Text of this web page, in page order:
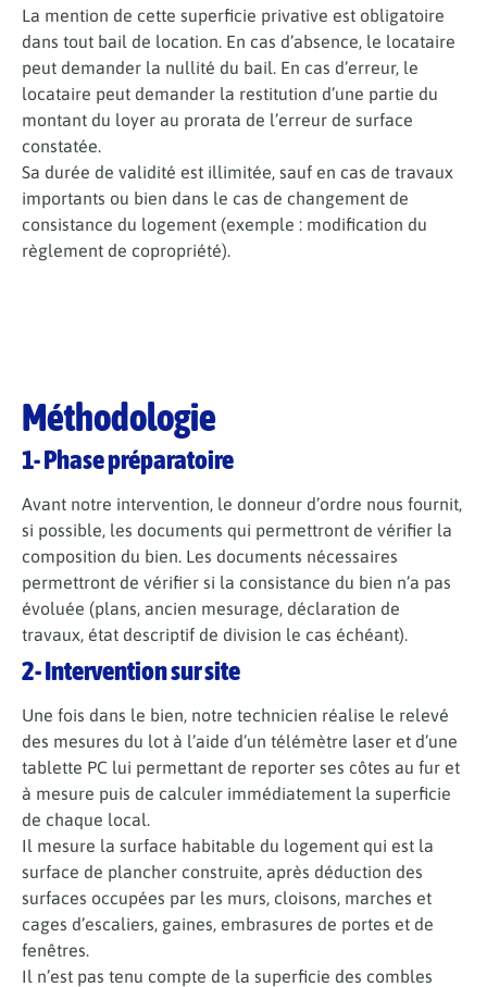
La mention de cette superficie privative est obligatoire
dans tout bail de location. En cas d’absence, le locataire
peut demander la nullité du bail. En cas d’erreur, le
locataire peut demander la restitution d’une partie du
montant du loyer au prorata de l’erreur de surface
constatée.
Sa durée de validité est illimitée, sauf en cas de travaux
importants ou bien dans le cas de changement de
consistance du logement (exemple : modification du
règlement de copropriété).
Méthodologie
1- Phase préparatoire
Avant notre intervention, le donneur d’ordre nous fournit,
si possible, les documents qui permettront de vérifier la
composition du bien. Les documents nécessaires
permettront de vérifier si la consistance du bien n’a pas
évoluée (plans, ancien mesurage, déclaration de
travaux, état descriptif de division le cas échéant).
2- Intervention sur site
Une fois dans le bien, notre technicien réalise le relevé
des mesures du lot à l’aide d’un télémètre laser et d’une
tablette PC lui permettant de reporter ses côtes au fur et
à mesure puis de calculer immédiatement la superficie
de chaque local.
Il mesure la surface habitable du logement qui est la
surface de plancher construite, après déduction des
surfaces occupées par les murs, cloisons, marches et
cages d’escaliers, gaines, embrasures de portes et de
fenêtres.
Il n’est pas tenu compte de la superficie des combles